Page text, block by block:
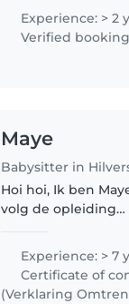
waarin ik graag wil
ga in februari 2027
gespecialiseerd
Experience: > 2
Verified
Maye
Babysitter in
Hoi hoi, Ik ben Maye, 23 jaar en
volg de opleiding
specialisatie gaan
kinderen. Ik vind
om naast mijn
Experience: > 7
Certificate of
(Verklaring